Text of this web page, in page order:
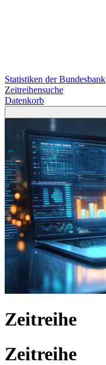
Statistiken der Bundesbank
Zeitreihensuche
Datenkorb
Zeitreihe
Zeitreihe